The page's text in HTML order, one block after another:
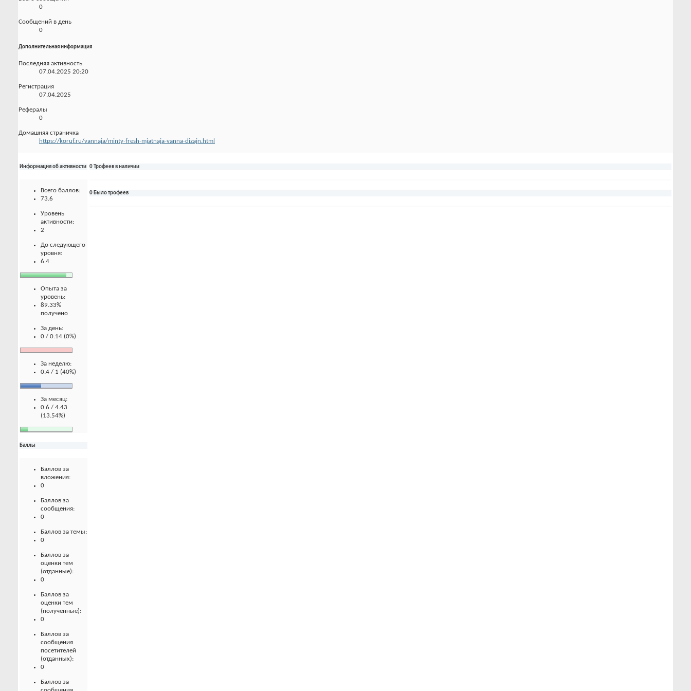
0
Сообщений в день
0
Дополнительная информация
Последняя активность
07.04.2025 20:20
Регистрация
07.04.2025
Рефералы
0
Домашняя страничка
https://koruf.ru/vannaja/minty-fresh-mjatnaja-vanna-dizajn.html
Информация об активности
Всего баллов:
73.6
Уровень
активности:
2
До следующего
уровня:
6.4
Опыта за
уровень:
89.33%
получено
За день:
0 / 0.14 (0%)
За неделю:
0.4 / 1 (40%)
За месяц:
0.6 / 4.43
(13.54%)
Баллы
Баллов за
вложения:
0
Баллов за
сообщения:
0
Баллов за темы:
0
Баллов за
оценки тем
(отданные):
0
Баллов за
оценки тем
(полученные):
0
Баллов за
сообщения
посетителей
(отданных):
0
Баллов за
0 Трофеев в наличии
0 Было трофеев